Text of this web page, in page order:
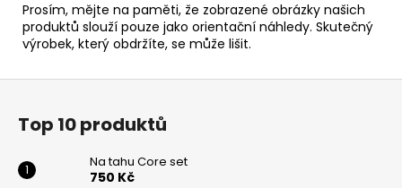
Prosím, mějte na paměti, že zobrazené obrázky našich
produktů slouží pouze jako orientační náhledy. Skutečný
výrobek, který obdržíte, se může lišit.
Top 10 produktů
Na tahu Core set
750 Kč